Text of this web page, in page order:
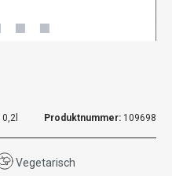
Produktnummer: 109698
Vegetarisch